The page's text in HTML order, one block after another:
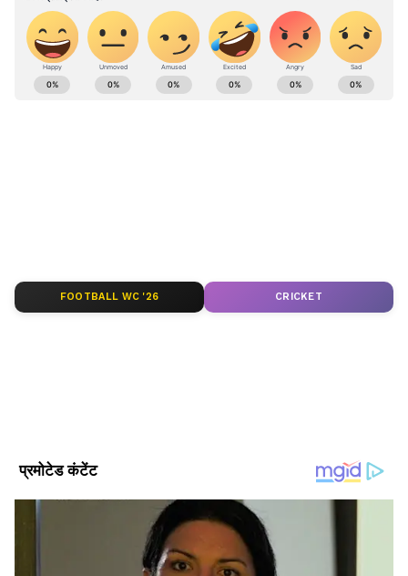
एक प्रदर्शनकारी की मौत, कई घायल
पाकिस्तान तहरीक-ए-इंसाफ (PTI) की PoJK इकाई ने
कहा कि आज इस क्षेत्र में तनाव काफी बढ़ गया, क्योंकि
पाकिस्तान रेंजर्स ने प्रदर्शनकारियों पर गोली चला दी,
अंतरराष्ट्रीय राजनीति, ग्लोबल इकोनॉमी, सुरक्षा मुद्दों, टेक
FOOTBALL WC '26 CRICKET